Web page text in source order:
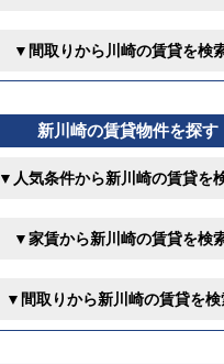
▼間取りから川崎の賃貸を検
新川崎の賃貸物件を探す
▼人気条件から新川崎の賃貸を
▼家賃から新川崎の賃貸を検
▼間取りから新川崎の賃貸を